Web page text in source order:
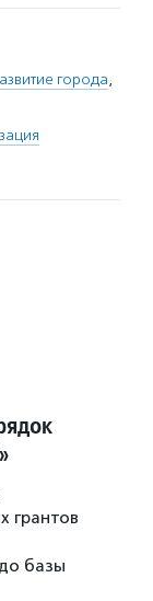
города,
грантов
базы